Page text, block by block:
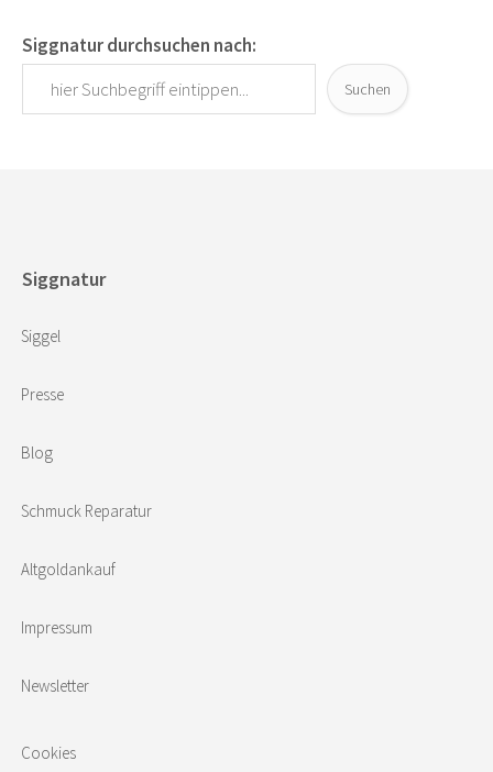
Siggnatur durchsuchen nach:
Suchen
Siggnatur
Siggel
Presse
Blog
Schmuck Reparatur
Altgoldankauf
Impressum
Newsletter
Cookies